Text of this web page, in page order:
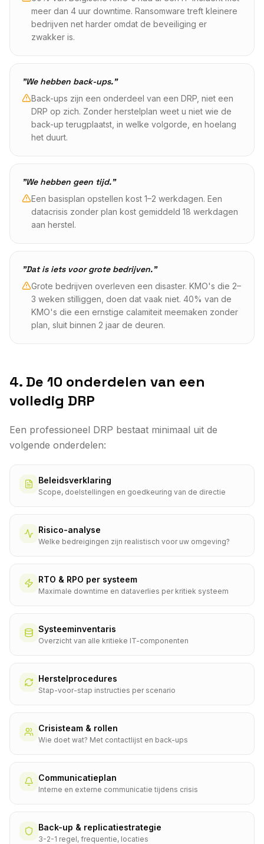
meer dan 4 uur downtime. Ransomware treft kleinere
bedrijven net harder omdat de beveiliging er
zwakker is.
"We hebben back-ups."
Back-ups zijn een onderdeel van een DRP, niet een
DRP op zich. Zonder herstelplan weet u niet wie de
back-up terugplaatst, in welke volgorde, en hoelang
het duurt.
"We hebben geen tijd."
Een basisplan opstellen kost 1–2 werkdagen. Een
datacrisis zonder plan kost gemiddeld 18 werkdagen
aan herstel.
"Dat is iets voor grote bedrijven."
Grote bedrijven overleven een disaster. KMO's die 2–
3 weken stilliggen, doen dat vaak niet. 40% van de
KMO's die een ernstige calamiteit meemaken zonder
plan, sluit binnen 2 jaar de deuren.
4. De 10 onderdelen van een
volledig DRP
Een professioneel DRP bestaat minimaal uit de
volgende onderdelen:
Beleidsverklaring
Scope, doelstellingen en goedkeuring van de directie
Risico-analyse
Welke bedreigingen zijn realistisch voor uw omgeving?
RTO & RPO per systeem
Maximale downtime en dataverlies per kritiek systeem
Systeeminventaris
Overzicht van alle kritieke IT-componenten
Herstelprocedures
Stap-voor-stap instructies per scenario
Crisisteam & rollen
Wie doet wat? Met contactlijst en back-ups
Communicatieplan
Interne en externe communicatie tijdens crisis
Back-up & replicatiestrategie
3-2-1 regel, frequentie, locaties